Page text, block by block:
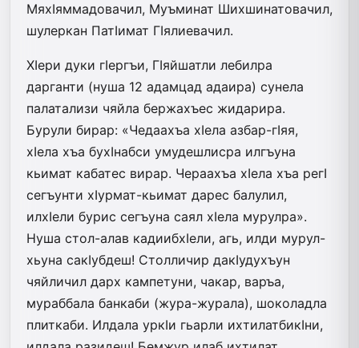
МяхIяммадовачил, Муъминат Шихшинатовачил,
шулеркан ПатIимат ГIялиевачил.
ХIери дуки гIергъи, ГIяйшатли лебилра
дарганти (нуша 12 адамцад адаира) сунела
палатализи чяйла бержахъес жидарира.
Бурули бирар: «Чедаахъа хIела азбар-гIяя,
хIела хъа бухIнабси умудешлисра илгъуна
кьимат кабатес вирар. Чераахъа хIела хъа регI
сегъунти хIурмат-кьимат дарес балулил,
илхIели бурис сегъуна саял хIела мурулра».
Нуша стол-алав кадиибхIели, агь, илди мурул-
хьуна сакIубдеш! Столличир дакIудухъун
чяйличил дарх кампетуни, чакар, варъа,
мураббала банкаби (жура-журала), шоколадла
плиткаби. Илдала уркIи гьарли ихтилатбикIни,